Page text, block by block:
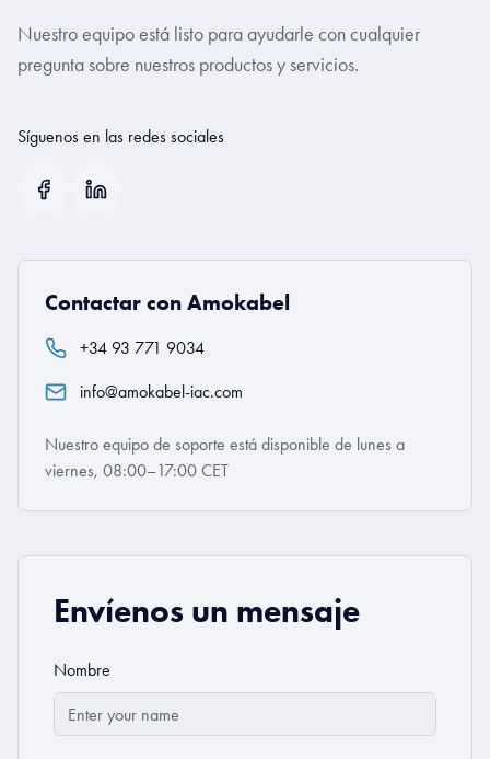
Nuestro equipo está listo para ayudarle con cualquier
pregunta sobre nuestros productos y servicios.
Síguenos en las redes sociales
Contactar con Amokabel
+34 93 771 9034
info@amokabel-iac.com
Nuestro equipo de soporte está disponible de lunes a
viernes, 08:00–17:00 CET
Envíenos un mensaje
Nombre